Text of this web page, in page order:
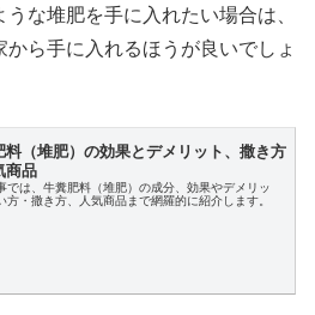
な堆肥を手に入れたい場合は、
ら手に入れるほうが良いでしょ
料（堆肥）の効果とデメリット、撒き方
商品
では、牛糞肥料（堆肥）の成分、効果やデメリッ
方・撒き方、人気商品まで網羅的に紹介します。